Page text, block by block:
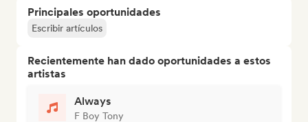
Principales oportunidades
Escribir artículos
Recientemente han dado oportunidades a estos
artistas
Always
F Boy Tony